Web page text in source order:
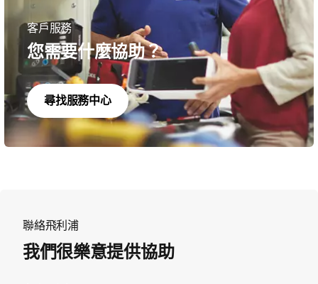
客戶服務
您需要什麼協助？
尋找服務中心
聯絡飛利浦
我們很樂意提供協助